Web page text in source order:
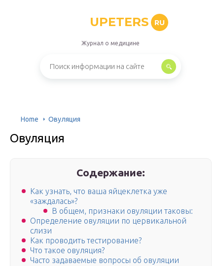
UPETERS RU
Журнал о медицине
Home Овуляция
Овуляция
Содержание:
Как узнать, что ваша яйцеклетка уже
«заждалась»?
В общем, признаки овуляции таковы:
Определение овуляции по цервикальной
слизи
Как проводить тестирование?
Что такое овуляция?
Часто задаваемые вопросы об овуляции